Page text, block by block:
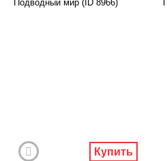
Подводный мир (ID 8966)
Купить